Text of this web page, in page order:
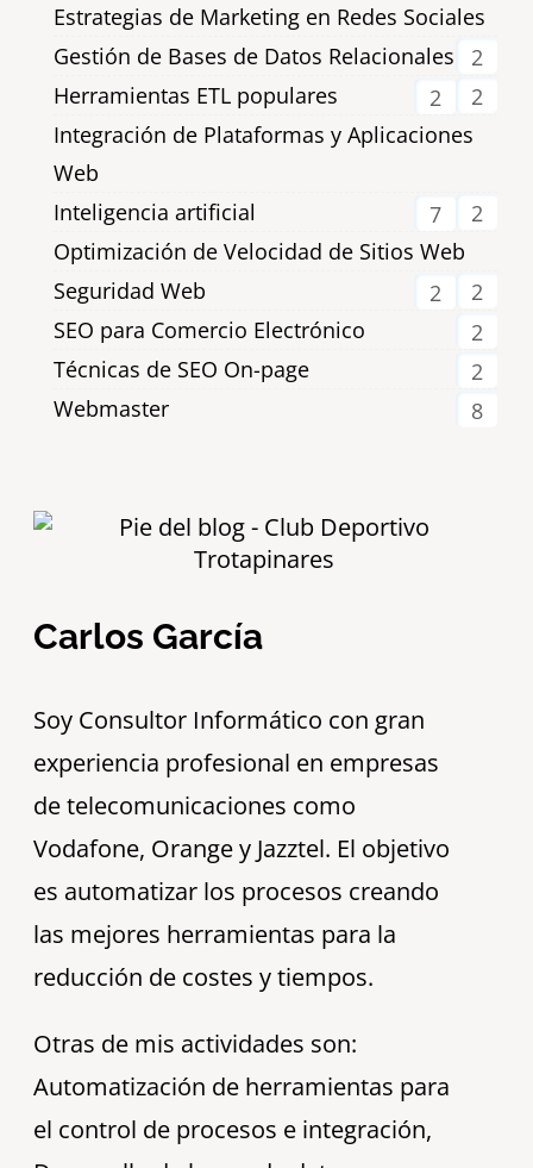
Estrategias de Marketing en Redes Sociales
2
Gestión de Bases de Datos Relacionales
2
Herramientas ETL populares
2
Integración de Plataformas y Aplicaciones
Web
2
Inteligencia artificial
7
Optimización de Velocidad de Sitios Web
2
Seguridad Web
2
SEO para Comercio Electrónico
2
Técnicas de SEO On-page
2
Webmaster
8
Carlos García
Soy Consultor Informático con gran
experiencia profesional en empresas
de telecomunicaciones como
Vodafone, Orange y Jazztel. El objetivo
es automatizar los procesos creando
las mejores herramientas para la
reducción de costes y tiempos.
Otras de mis actividades son:
Automatización de herramientas para
el control de procesos e integración,